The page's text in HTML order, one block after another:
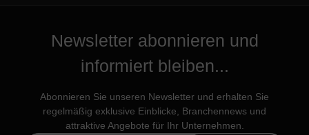
Newsletter abonnieren und
informiert bleiben...
Abonnieren Sie unseren Newsletter und erhalten Sie
regelmäßig exklusive Einblicke, Branchennews und
attraktive Angebote für Ihr Unternehmen.